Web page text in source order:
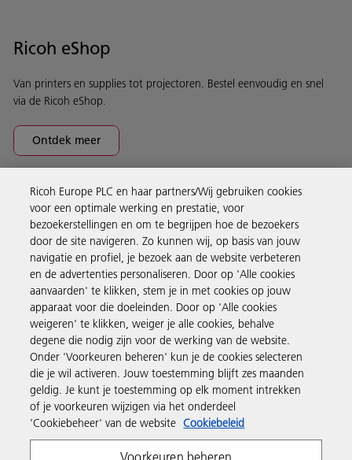
Ricoh eShop
Van printers en supplies tot projectoren. Bestel eenvoudig en snel
via de Ricoh eShop.
Ontdek meer
Business Solutions
Producten en services
Support en contact
Inspiratie
Volg Ricoh
Ricoh Europe PLC en haar partners/Wij gebruiken cookies
voor een optimale werking en prestatie, voor
bezoekerstellingen en om te begrijpen hoe de bezoekers
door de site navigeren. Zo kunnen wij, op basis van jouw
navigatie en profiel, je bezoek aan de website verbeteren
en de advertenties personaliseren. Door op 'Alle cookies
aanvaarden' te klikken, stem je in met cookies op jouw
apparaat voor die doeleinden. Door op 'Alle cookies
weigeren' te klikken, weiger je alle cookies, behalve
degene die nodig zijn voor de werking van de website.
Onder 'Voorkeuren beheren' kun je de cookies selecteren
die je wil activeren. Jouw toestemming blijft zes maanden
geldig. Je kunt je toestemming op elk moment intrekken
of je voorkeuren wijzigen via het onderdeel
'Cookiebeheer' van de website Cookiebeleid
Voorkeuren beheren